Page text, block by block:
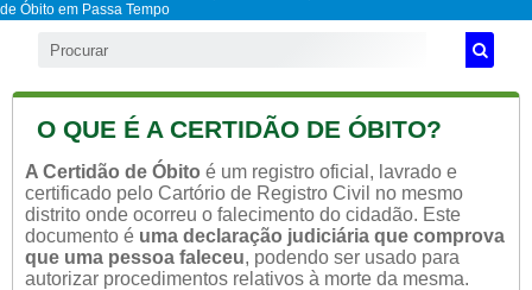
de Óbito em Passa Tempo
O QUE É A CERTIDÃO DE ÓBITO?
A Certidão de Óbito é um registro oficial, lavrado e
certificado pelo Cartório de Registro Civil no mesmo
distrito onde ocorreu o falecimento do cidadão. Este
documento é uma declaração judiciária que comprova
que uma pessoa faleceu, podendo ser usado para
autorizar procedimentos relativos à morte da mesma.